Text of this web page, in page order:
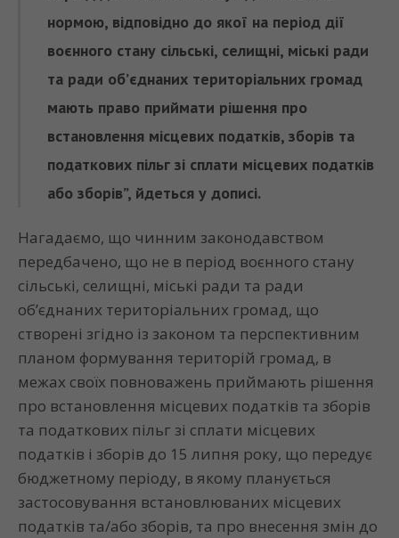
нормою, відповідно до якої на період дії
воєнного стану сільські, селищні, міські ради
та ради об’єднаних територіальних громад
мають право приймати рішення про
встановлення місцевих податків, зборів та
податкових пільг зі сплати місцевих податків
або зборів”, йдеться у дописі.
Нагадаємо, що чинним законодавством
передбачено, що не в період воєнного стану
сільські, селищні, міські ради та ради
об’єднаних територіальних громад, що
створені згідно із законом та перспективним
планом формування територій громад, в
межах своїх повноважень приймають рішення
про встановлення місцевих податків та зборів
та податкових пільг зі сплати місцевих
податків і зборів до 15 липня року, що передує
бюджетному періоду, в якому планується
застосовування встановлюваних місцевих
податків та/або зборів, та про внесення змін до